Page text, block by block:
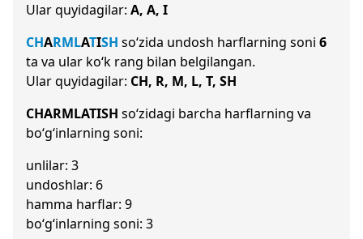
Ular quyidagilar: A, A, I
CHARMLATISH so‘zida undosh harflarning soni 6
ta va ular ko‘k rang bilan belgilangan.
Ular quyidagilar: CH, R, M, L, T, SH
CHARMLATISH so‘zidagi barcha harflarning va
bo‘g‘inlarning soni:
unlilar: 3
undoshlar: 6
hamma harflar: 9
bo‘g‘inlarning soni: 3